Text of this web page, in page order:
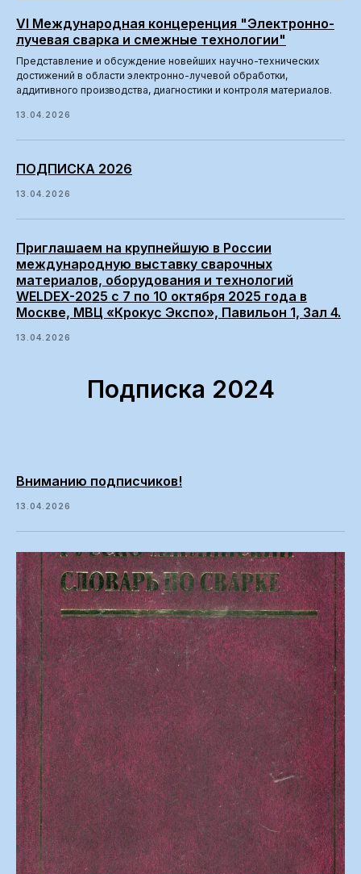
VI Международная концеренция "Электронно-
лучевая сварка и смежные технологии"
Представление и обсуждение новейших научно-технических
достижений в области электронно-лучевой обработки,
аддитивного производства, диагностики и контроля материалов.
13.04.2026
ПОДПИСКА 2026
13.04.2026
Приглашаем на крупнейшую в России
международную выставку сварочных
материалов, оборудования и технологий
WELDEX-2025 с 7 по 10 октября 2025 года в
Москве, МВЦ «Крокус Экспо», Павильон 1, Зал 4.
13.04.2026
Подписка 2024
Вниманию подписчиков!
13.04.2026